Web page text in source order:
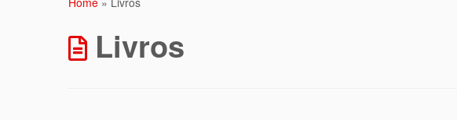
Livros